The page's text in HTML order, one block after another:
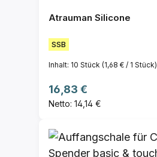
Atrauman Silicone
SSB
Inhalt: 10 Stück (1,68 € / 1 Stück)
Regulärer Preis:
16,83 €
Netto: 14,14 €